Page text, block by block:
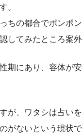
。
っちの都合でポンポ
してみたところ案
期にあり、容体が
が、ワタシは占い
がないという現状